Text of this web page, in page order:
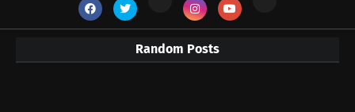
Random Posts